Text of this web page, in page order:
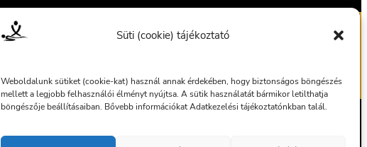
Süti (cookie) tájékoztató
Weboldalunk sütiket (cookie-kat) használ annak érdekében, hogy biztonságos böngészés
mellett a legjobb felhasználói élményt nyújtsa. A sütik használatát bármikor letilthatja
böngészője beállításaiban. Bővebb információkat Adatkezelési tájékoztatónkban talál.
Ajándékutalvány Ajándékutalvány